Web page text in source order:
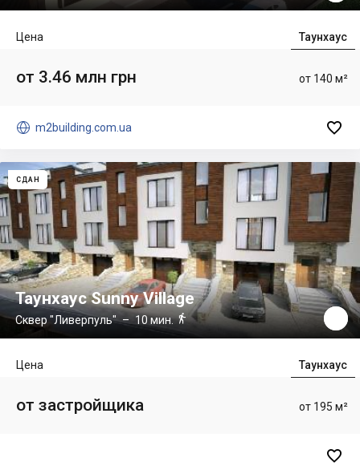
Таунхаус
Цена
от 140 м²
от 3.46 млн грн
 m2building.com.ua 
СДАН
Таунхаус Sunny Village
Сквер "Ливерпуль"– 10 мин.
Таунхаус
Цена
от 195 м²
от застройщика
